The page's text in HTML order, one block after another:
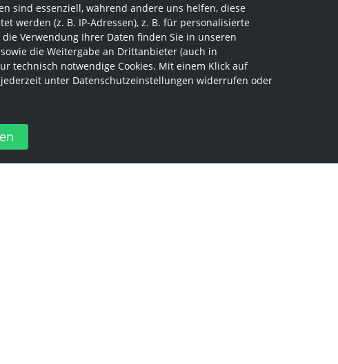
sind essenziell, während andere uns helfen, diese
werden (z. B. IP-Adressen), z. B. für personalisierte
Verwendung Ihrer Daten finden Sie in unseren
die Weitergabe an Drittanbieter (auch in
technisch notwendige Cookies. Mit einem Klick auf
unter Datenschutzeinstellungen widerrufen oder